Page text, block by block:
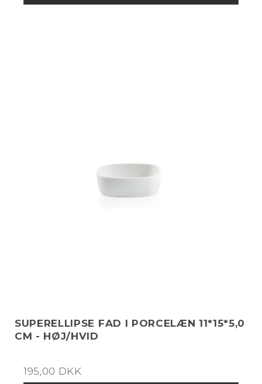
SUPERELLIPSE FAD I PORCELÆN 11*15*5,0
CM - HØJ/HVID
195,00 DKK